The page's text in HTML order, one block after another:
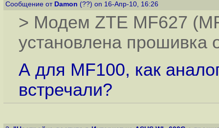
Сообщение от Damon (??) on 16-Апр-10, 16:26
> Модем ZTE MF627
установлена прошивка
А для MF100, как
встречали?